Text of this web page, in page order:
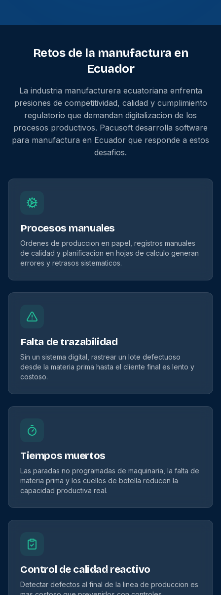
Retos de la manufactura en
Ecuador
La industria manufacturera ecuatoriana enfrenta
presiones de competitividad, calidad y cumplimiento
regulatorio que demandan digitalizacion de los
procesos productivos. Pacusoft desarrolla software
para manufactura en Ecuador que responde a estos
desafios.
Procesos manuales
Ordenes de produccion en papel, registros manuales
de calidad y planificacion en hojas de calculo generan
errores y retrasos sistematicos.
Falta de trazabilidad
Sin un sistema digital, rastrear un lote defectuoso
desde la materia prima hasta el cliente final es lento y
costoso.
Tiempos muertos
Las paradas no programadas de maquinaria, la falta de
materia prima y los cuellos de botella reducen la
capacidad productiva real.
Control de calidad reactivo
Detectar defectos al final de la linea de produccion es